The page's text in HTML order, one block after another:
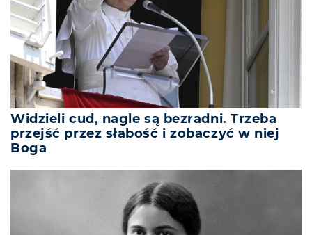
Widzieli cud, nagle są bezradni. Trzeba
przejść przez słabość i zobaczyć w niej
Boga